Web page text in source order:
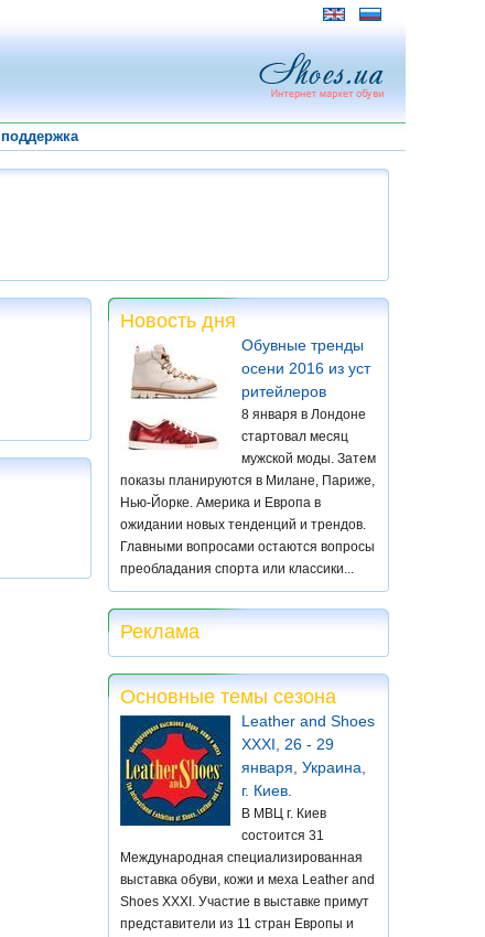
поддержка
Новость дня
Обувные тренды
осени 2016 из уст
ритейлеров
8 января в Лондоне
стартовал месяц
мужской моды. Затем
показы планируются в Милане, Париже,
Нью-Йорке. Америка и Европа в
ожидании новых тенденций и трендов.
Главными вопросами остаются вопросы
преобладания спорта или классики...
Реклама
Основные темы сезона
Leather and Shoes
XXXI, 26 - 29
января, Украина,
г. Киев.
В МВЦ г. Киев
состоится 31
Международная специализированная
выставка обуви, кожи и меха Leather and
Shoes XXXI. Участие в выставке примут
представители из 11 стран Европы и